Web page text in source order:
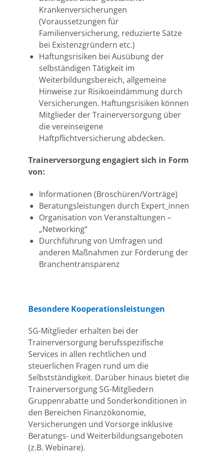
Krankenversicherungen
(Voraussetzungen für
Familienversicherung, reduzierte Sätze
bei Existenzgründern etc.)
Haftungsrisiken bei Ausübung der
selbständigen Tätigkeit im
Weiterbildungsbereich, allgemeine
Hinweise zur Risikoeindämmung durch
Versicherungen. Haftungsrisiken können
Mitglieder der Trainerversorgung über
die vereinseigene
Haftpflichtversicherung abdecken.
Trainerversorgung engagiert sich in Form
von:
Informationen (Broschüren/Vorträge)
Beratungsleistungen durch Expert_innen
Organisation von Veranstaltungen –
„Networking“
Durchführung von Umfragen und
anderen Maßnahmen zur Förderung der
Branchentransparenz
Besondere Kooperationsleistungen
SG-Mitglieder erhalten bei der
Trainerversorgung berufsspezifische
Services in allen rechtlichen und
steuerlichen Fragen rund um die
Selbstständigkeit. Darüber hinaus bietet die
Trainerversorgung SG-Mitgliedern
Gruppenrabatte und Sonderkonditionen in
den Bereichen Finanzökonomie,
Versicherungen und Vorsorge inklusive
Beratungs- und Weiterbildungsangeboten
(z.B. Webinare).